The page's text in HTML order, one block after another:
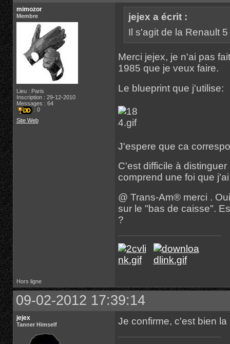
mimozor
Membre
Lieu : Paris
Inscription : 29-12-2010
Messages : 64
: 0
Site Web
jejex a écrit :
Il s'agit de la Renault
Merci jejex, je n'ai pas
1985 que je veux faire.
Le blueprint que j'utilise:
J'espere que ca
C'est difficile à
comprend une foi que
@ Trans-Am® merci .
sur le "bas de caisse".
?
Hors ligne
09-02-2012 17:39:14
jejex
Tanner Himself Je confirme, c'est bien